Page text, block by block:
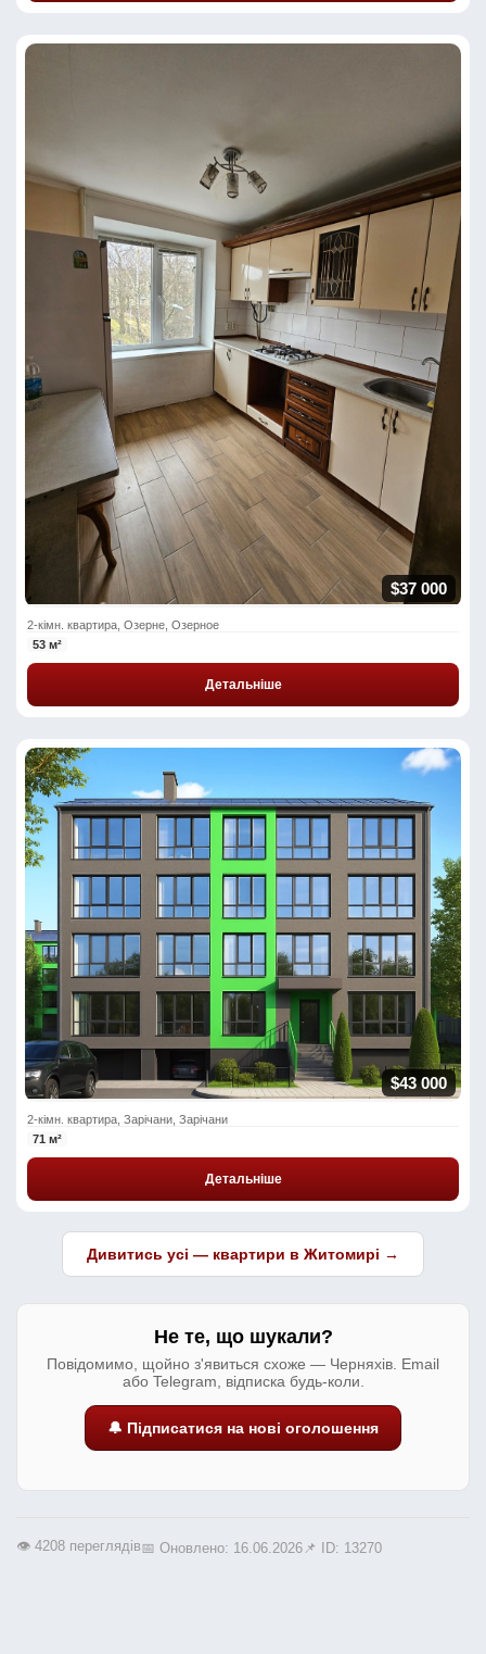
$37 000
2-кімн. квартира, Озерне, Озерное
53 м²
Детальніше
$43 000
2-кімн. квартира, Зарічани, Зарічани
71 м²
Детальніше
Дивитись усі — квартири в Житомирі →
Не те, що шукали?
Повідомимо, щойно з'явиться схоже — Черняхів. Email
або Telegram, відписка будь-коли.
🔔 Підписатися на нові оголошення
👁️ 4208 переглядів📅 Оновлено: 16.06.2026 📌 ID: 13270